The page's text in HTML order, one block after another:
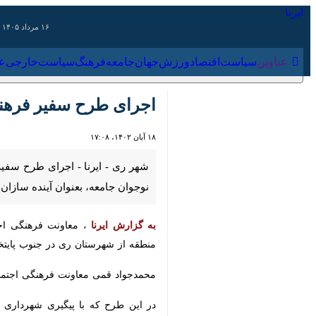
عناوین‌ سیاست اقتصاد ورزش جهان جامعه فرهنگ
اجرای طرح سفیر